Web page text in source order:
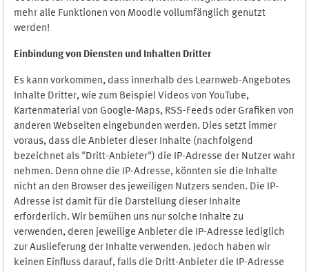
mehr alle Funktionen von Moodle vollumfänglich genutzt
werden!
Einbindung von Diensten und Inhalten Dritter
Es kann vorkommen, dass innerhalb des Learnweb-Angebotes
Inhalte Dritter, wie zum Beispiel Videos von YouTube,
Kartenmaterial von Google-Maps, RSS-Feeds oder Grafiken von
anderen Webseiten eingebunden werden. Dies setzt immer
voraus, dass die Anbieter dieser Inhalte (nachfolgend
bezeichnet als "Dritt-Anbieter") die IP-Adresse der Nutzer wahr
nehmen. Denn ohne die IP-Adresse, könnten sie die Inhalte
nicht an den Browser des jeweiligen Nutzers senden. Die IP-
Adresse ist damit für die Darstellung dieser Inhalte
erforderlich. Wir bemühen uns nur solche Inhalte zu
verwenden, deren jeweilige Anbieter die IP-Adresse lediglich
zur Auslieferung der Inhalte verwenden. Jedoch haben wir
keinen Einfluss darauf, falls die Dritt-Anbieter die IP-Adresse